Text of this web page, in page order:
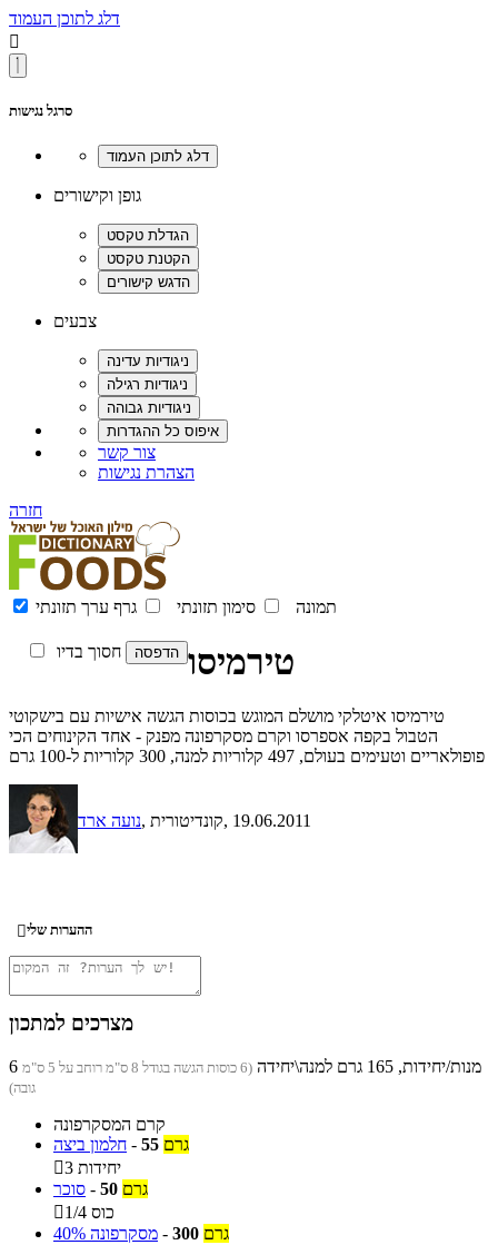
דלג לתוכן העמוד

סרגל נגישות
גופן וקישורים
צבעים
צור קשר
הצהרת נגישות
חזרה
תמונה סימון תזונתי גרף ערך תזונתי
חסוך בדיו טירמיסו
טירמיסו איטלקי מושלם המוגש בכוסות הגשה אישיות עם בישקוטי
הטבול בקפה אספרסו וקרם מסקרפונה מפנק - אחד הקינוחים הכי
פופולאריים וטעימים בעולם, 497 קלוריות למנה, 300 קלוריות ל-100 גרם
נועה ארד , קונדיטורית, 19.06.2011
ההערות שלי
מצרכים למתכון
6 מנות/יחידות, 165 גרם למנה\יחידה
(6 כוסות הגשה בגודל 8 ס"מ רוחב על 5 ס"מ
גובה)
קרם המסקרפונה
חלמון ביצה - 55 גרם

3 יחידות
סוכר - 50 גרם

1/4 כוס
מסקרפונה 40% - 300 גרם